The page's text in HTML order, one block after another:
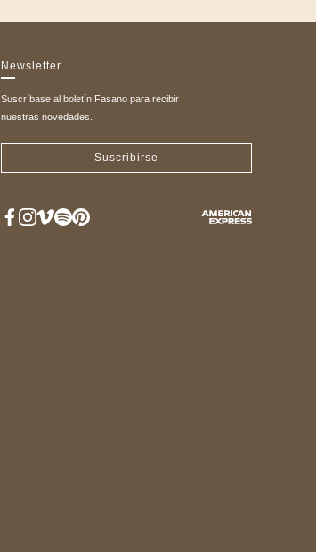
Newsletter
Suscríbase al boletín Fasano para recibir
nuestras novedades.
Suscribirse